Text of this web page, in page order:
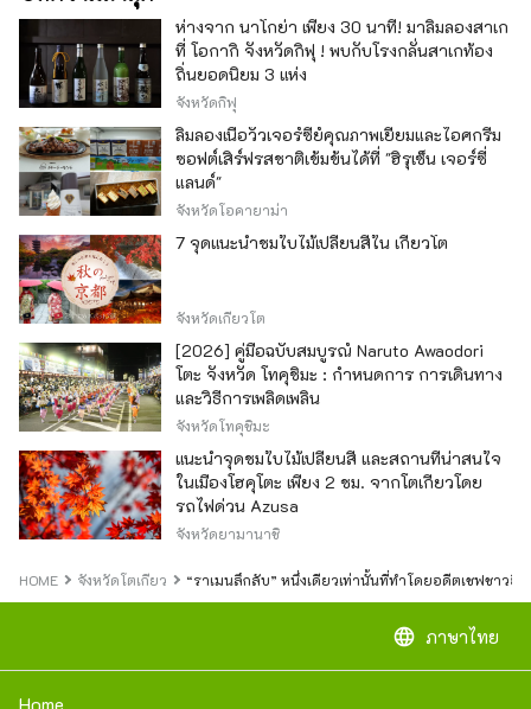
ห่างจาก นาโกย่า เพียง 30 นาที! มาลิ้มลองสาเก
ที่ โอกากิ จังหวัดกิฟุ ! พบกับโรงกลั่นสาเกท้อง
ถิ่นยอดนิยม 3 แห่ง
จังหวัดกิฟุ
ลิ้มลองเนื้อวัวเจอร์ซีย์คุณภาพเยี่ยมและไอศกรีม
ซอฟต์เสิร์ฟรสชาติเข้มข้นได้ที่ "ฮิรุเซ็น เจอร์ซี่
แลนด์"
จังหวัดโอคายาม่า
7 จุดแนะนำชมใบไม้เปลี่ยนสีใน เกียวโต
จังหวัดเกียวโต
[2026] คู่มือฉบับสมบูรณ์ Naruto Awaodori
โตะ จังหวัด โทคุชิมะ : กำหนดการ การเดินทาง
และวิธีการเพลิดเพลิน
จังหวัดโทคุชิมะ
แนะนำจุดชมใบไม้เปลี่ยนสี และสถานที่น่าสนใจ
ในเมืองโฮคุโตะ เพียง 2 ชม. จากโตเกียวโดย
รถไฟด่วน Azusa
จังหวัดยามานาชิ
HOME จังหวัดโตเกียว “ราเมนลึกลับ” หนึ่งเดียวเท่านั้นที่ทำโดยอดีตเชฟชาวอิ
language ภาษาไทย
Home